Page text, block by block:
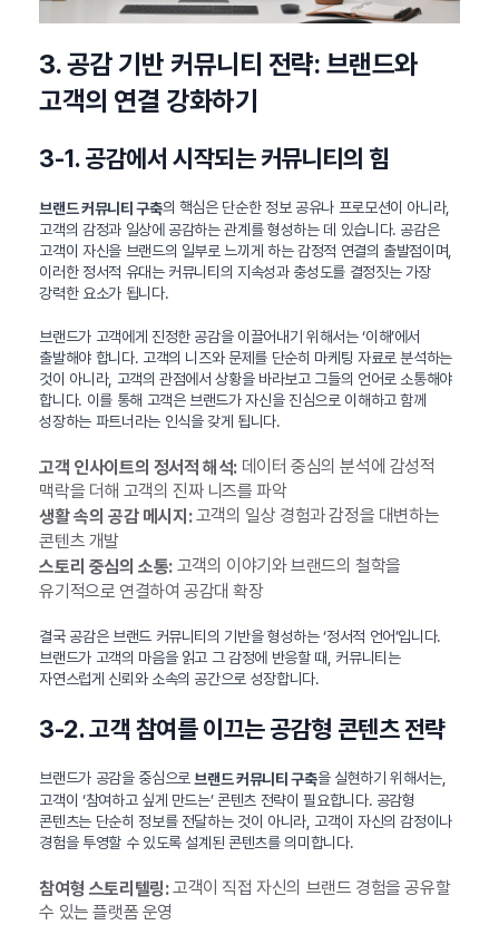
3. 공감 기반 커뮤니티 전략: 브랜드와
고객의 연결 강화하기
3-1. 공감에서 시작되는 커뮤니티의 힘
브랜드 커뮤니티 구축의 핵심은 단순한 정보 공유나 프로모션이 아니라,
고객의 감정과 일상에 공감하는 관계를 형성하는 데 있습니다. 공감은
고객이 자신을 브랜드의 일부로 느끼게 하는 감정적 연결의 출발점이며,
이러한 정서적 유대는 커뮤니티의 지속성과 충성도를 결정짓는 가장
강력한 요소가 됩니다.
브랜드가 고객에게 진정한 공감을 이끌어내기 위해서는 ‘이해’에서
출발해야 합니다. 고객의 니즈와 문제를 단순히 마케팅 자료로 분석하는
것이 아니라, 고객의 관점에서 상황을 바라보고 그들의 언어로 소통해야
합니다. 이를 통해 고객은 브랜드가 자신을 진심으로 이해하고 함께
성장하는 파트너라는 인식을 갖게 됩니다.
고객 인사이트의 정서적 해석:데이터 중심의 분석에 감성적
맥락을 더해 고객의 진짜 니즈를 파악
생활 속의 공감 메시지:고객의 일상 경험과 감정을 대변하는
콘텐츠 개발
스토리 중심의 소통:고객의 이야기와 브랜드의 철학을
유기적으로 연결하여 공감대 확장
결국 공감은 브랜드 커뮤니티의 기반을 형성하는 ‘정서적 언어’입니다.
브랜드가 고객의 마음을 읽고 그 감정에 반응할 때, 커뮤니티는
자연스럽게 신뢰와 소속의 공간으로 성장합니다.
3-2. 고객 참여를 이끄는 공감형 콘텐츠 전략
브랜드가 공감을 중심으로 브랜드 커뮤니티 구축을 실현하기 위해서는,
고객이 ‘참여하고 싶게 만드는’ 콘텐츠 전략이 필요합니다. 공감형
콘텐츠는 단순히 정보를 전달하는 것이 아니라, 고객이 자신의 감정이나
경험을 투영할 수 있도록 설계된 콘텐츠를 의미합니다.
참여형 스토리텔링:고객이 직접 자신의 브랜드 경험을 공유할
수 있는 플랫폼 운영